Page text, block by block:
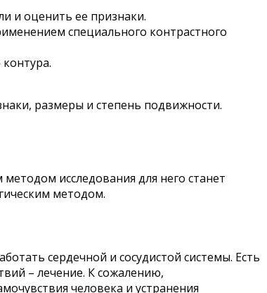
и оценить ее признаки.
специального контрастного
размеры и степень подвижности.
исследования для него станет
методом.
сердечной и сосудистой системы. Есть
– лечение. К сожалению,
человека и устранения